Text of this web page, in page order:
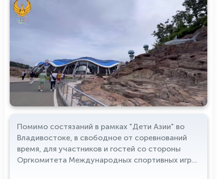
Помимо состязаний в рамках "Дети Азии" во
Владивостоке, в свободное от соревнований
время, для участников и гостей со стороны
Оргкомитета Международных спортивных игр